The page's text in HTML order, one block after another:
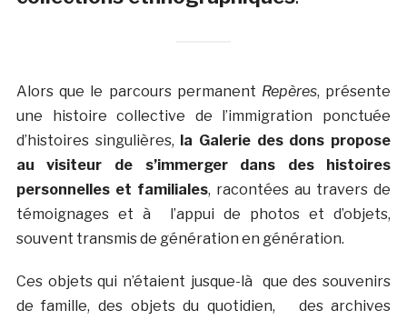
Alors que le parcours permanent Repères, présente
une histoire collective de l’immigration ponctuée
d’histoires singulières, la Galerie des dons propose
au visiteur de s’immerger dans des histoires
personnelles et familiales, racontées au travers de
témoignages et à l’appui de photos et d’objets,
souvent transmis de génération en génération.
Ces objets qui n’étaient jusque-là que des souvenirs
de famille, des objets du quotidien, des archives